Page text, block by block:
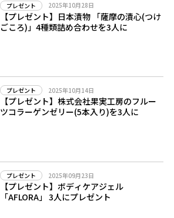
プレゼント 2025年10月28日
【プレゼント】日本漬物 「薩摩の漬心(つけ
ごころ)」4種類詰め合わせを3人に
プレゼント 2025年10月14日
【プレゼント】株式会社果実工房のフルー
ツコラーゲンゼリー(5本入り)を3人に
プレゼント 2025年09月23日
【プレゼント】ボディケアジェル
「AFLORA」 3人にプレゼント